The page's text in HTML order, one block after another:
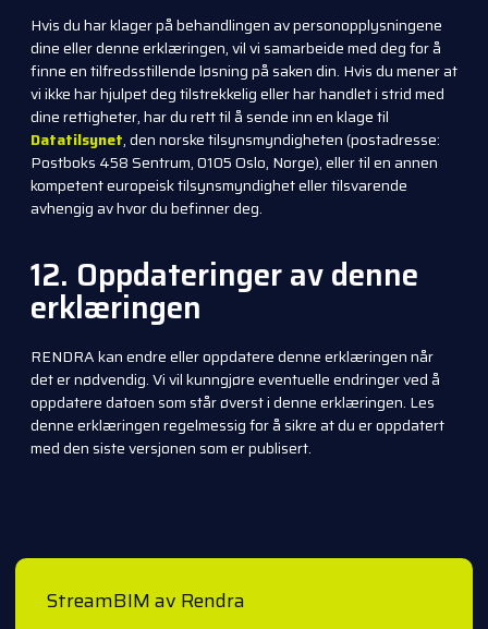
Hvis du har klager på behandlingen av personopplysningene
dine eller denne erklæringen, vil vi samarbeide med deg for å
finne en tilfredsstillende løsning på saken din. Hvis du mener at
vi ikke har hjulpet deg tilstrekkelig eller har handlet i strid med
dine rettigheter, har du rett til å sende inn en klage til
Datatilsynet, den norske tilsynsmyndigheten (postadresse:
Postboks 458 Sentrum, 0105 Oslo, Norge), eller til en annen
kompetent europeisk tilsynsmyndighet eller tilsvarende
avhengig av hvor du befinner deg.
12. Oppdateringer av denne
erklæringen
RENDRA kan endre eller oppdatere denne erklæringen når
det er nødvendig. Vi vil kunngjøre eventuelle endringer ved å
oppdatere datoen som står øverst i denne erklæringen. Les
denne erklæringen regelmessig for å sikre at du er oppdatert
med den siste versjonen som er publisert.
StreamBIM av Rendra